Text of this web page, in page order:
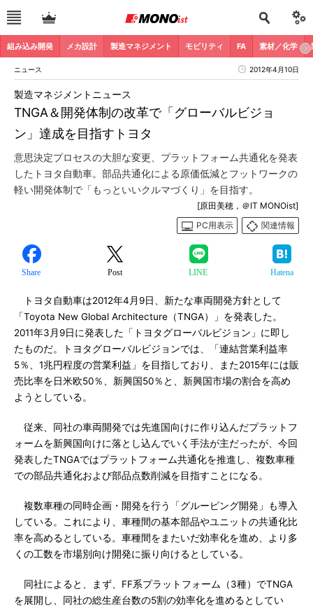
組み込み開発 メカ設計 製造マネジメント モビリティ FA 素材／化学
ニュース 2012年4月10日
TNGA＆開発体制の改革で「グローバルビジョ
ン」達成を目指すトヨタ
製造マネジメントニュース
意思決定プロセスの大胆な変更、プラットフォーム共通化を発表
したトヨタ自動車。部品共通化による原価低減とフットワークの
軽い開発体制で「もっといいクルマづくり」を目指す。
[原田美穂，＠IT MONOist]
PC用表示
関連情報
Share Post LINE Hatena
トヨタ自動車は2012年4月9日、新たな車両開発方針として
「Toyota New Global Architecture（TNGA）」を発表した。
2011年3月9日に発表した「トヨタグローバルビジョン」に即し
たものだ。トヨタグローバルビジョンでは、「連結営業利益率
5％、1兆円程度の営業利益」を目指しており、また2015年には販
売比率を日米欧50％、新興国50％と、新興国市場の割合を高め
ようとしている。
従来、同社の車両開発では先進国向けに作り込んだプラットフ
ォームを新興国向けに落とし込んでいく手法が主だったが、今回
発表したTNGAではプラットフォーム共通化を推進し、複数車種
での部品共通化および部品点数削減を目指すことになる。
複数車種の同時企画・開発を行う「グルーピング開発」も導入
している。これにより、車種間の基本部品やユニットの共通化比
率を高めるとしている。車種間をまたいだ効率化を進め、より多
くの工数を市場別向け開発に振り向けるとしている。
同社によると、まず、FF系プラットフォーム（3種）でTNGA
を展開し、同社の総生産台数の5割の効率化を進めるとしてい